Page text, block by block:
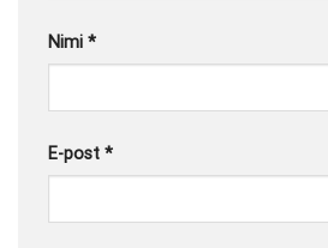
Nimi *
E-post *